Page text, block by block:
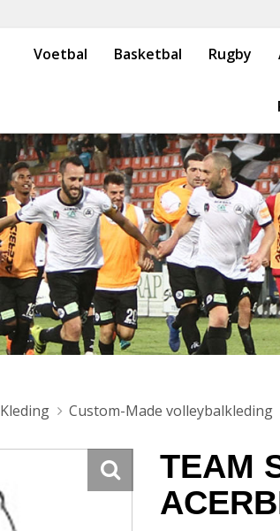
Voetbal Basketbal Rugby
Custom-Made volleybalkleding
TEAM